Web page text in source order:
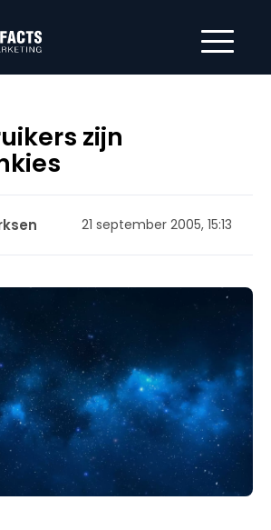
zijn
21 september 2005, 15:13